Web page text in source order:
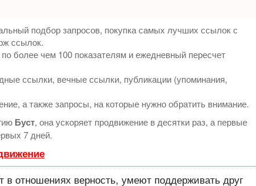
подбор запросов, покупка самых лучших ссылок с
ссылок.
более чем 100 показателям и ежедневный пересчет
ссылки, вечные ссылки, публикации (упоминания,
а также запросы, на которые нужно обратить внимание.
Буст, она ускоряет продвижение в десятки раз, а первые
7 дней.